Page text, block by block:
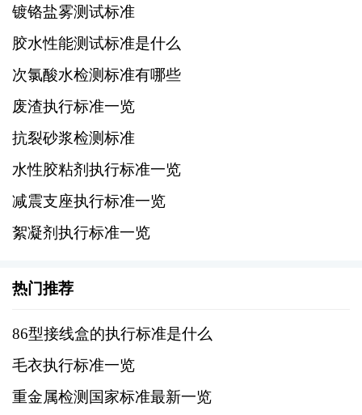
三、检测方法
塑化剂检测方法主要依据上述国家标准，采用
（GC-MS）等技术。这些方法能够准确测定塑
化剂的含量，确保食品接触材料的安全性。
国家标准对塑化剂的限量有明确规定，不同种
甲酸酯类塑化剂在某些食品接触材料中的迁移
在风险。
镀铬盐雾测试标准
胶水性能测试标准是什么
次氯酸水检测标准有哪些
废渣执行标准一览
抗裂砂浆检测标准
水性胶粘剂执行标准一览
减震支座执行标准一览
絮凝剂执行标准一览
热门推荐
86型接线盒的执行标准是什么
毛衣执行标准一览
重金属检测国家标准最新一览